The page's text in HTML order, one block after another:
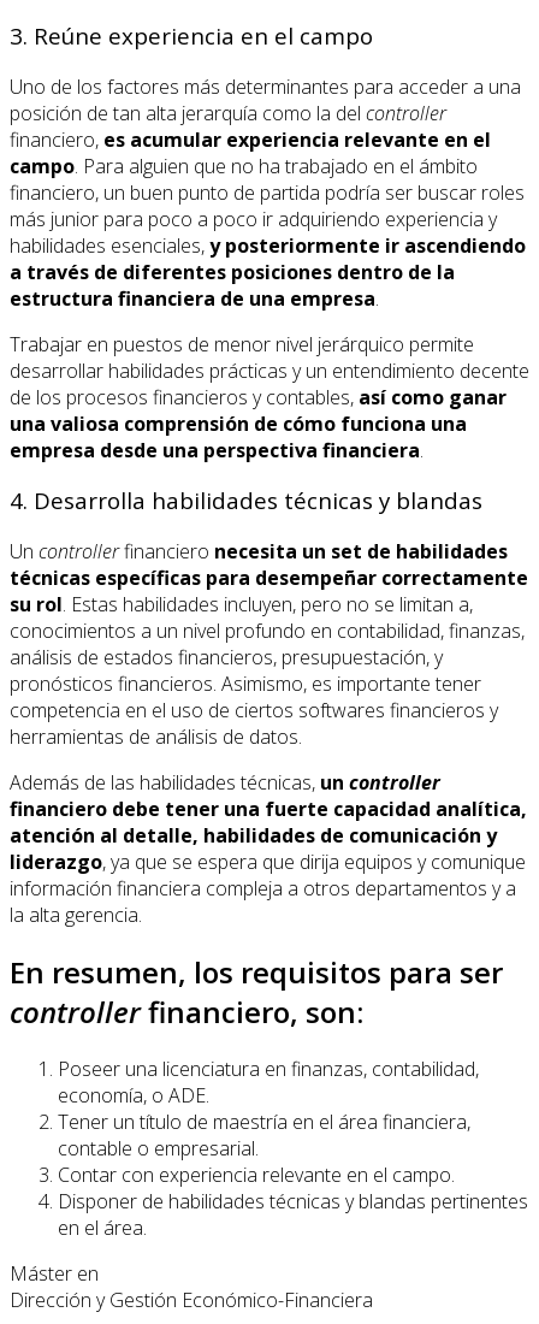
3. Reúne experiencia en el campo
Uno de los factores más determinantes para acceder a una
posición de tan alta jerarquía como la del controller
financiero, es acumular experiencia relevante en el
campo. Para alguien que no ha trabajado en el ámbito
financiero, un buen punto de partida podría ser buscar roles
más junior para poco a poco ir adquiriendo experiencia y
habilidades esenciales,y posteriormente ir ascendiendo
a través de diferentes posiciones dentro de la
estructura financiera de una empresa.
Trabajar en puestos de menor nivel jerárquico permite
desarrollar habilidades prácticas y un entendimiento decente
de los procesos financieros y contables, así como ganar
una valiosa comprensión de cómo funciona una
empresa desde una perspectiva financiera.
4. Desarrolla habilidades técnicas y blandas
Un controllerfinanciero necesita un set de habilidades
técnicas específicas para desempeñar correctamente
su rol. Estas habilidades incluyen, pero no se limitan a,
conocimientos a un nivel profundo en contabilidad, finanzas,
análisis de estados financieros, presupuestación, y
pronósticos financieros. Asimismo, es importante tener
competencia en el uso de ciertos softwares financieros y
herramientas de análisis de datos.
Además de las habilidades técnicas, un controller
financiero debe tener una fuerte capacidad analítica,
atención al detalle, habilidades de comunicación y
liderazgo, ya que se espera que dirija equipos y comunique
información financiera compleja a otros departamentos y a
la alta gerencia.
En resumen, los requisitos para ser
controllerfinanciero, son:
Poseer una licenciatura en finanzas, contabilidad,
economía, o ADE.
Tener un título de maestría en el área financiera,
contable o empresarial.
Contar con experiencia relevante en el campo.
Disponer de habilidades técnicas y blandas pertinentes
en el área.
Máster en
Dirección y Gestión Económico-Financiera